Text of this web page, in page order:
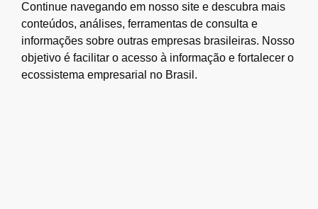
Continue navegando em nosso site e descubra mais
conteúdos, análises, ferramentas de consulta e
informações sobre outras empresas brasileiras. Nosso
objetivo é facilitar o acesso à informação e fortalecer o
ecossistema empresarial no Brasil.